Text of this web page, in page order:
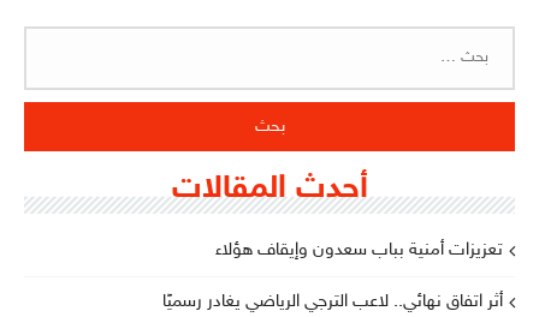
أحدث المقالات
تعزيزات أمنية بباب سعدون وإيقاف هؤلاء
أثر اتفاق نهائي.. لاعب الترجي الرياضي يغادر رسميًا